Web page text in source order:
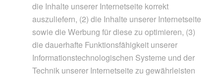
die Inhalte unserer Internetseite korrekt
auszuliefern, (2) die Inhalte unserer Internetseite
sowie die Werbung für diese zu optimieren, (3)
die dauerhafte Funktionsfähigkeit unserer
Informationstechnologischen Systeme und der
Technik unserer Internetseite zu gewährleisten